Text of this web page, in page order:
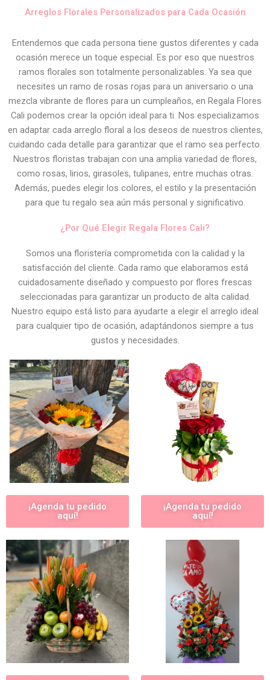
Arreglos Florales Personalizados para Cada Ocasión
Entendemos que cada persona tiene gustos diferentes y cada
ocasión merece un toque especial. Es por eso que nuestros
ramos florales son totalmente personalizables. Ya sea que
necesites un ramo de rosas rojas para un aniversario o una
mezcla vibrante de flores para un cumpleaños, en Regala Flores
Cali podemos crear la opción ideal para ti. Nos especializamos
en adaptar cada arreglo floral a los deseos de nuestros clientes,
cuidando cada detalle para garantizar que el ramo sea perfecto.
Nuestros floristas trabajan con una amplia variedad de flores,
como rosas, lirios, girasoles, tulipanes, entre muchas otras.
Además, puedes elegir los colores, el estilo y la presentación
para que tu regalo sea aún más personal y significativo.
¿Por Qué Elegir Regala Flores Cali?
Somos una floristería comprometida con la calidad y la
satisfacción del cliente. Cada ramo que elaboramos está
cuidadosamente diseñado y compuesto por flores frescas
seleccionadas para garantizar un producto de alta calidad.
Nuestro equipo está listo para ayudarte a elegir el arreglo ideal
para cualquier tipo de ocasión, adaptándonos siempre a tus
gustos y necesidades.
¡Agenda tu pedido
aquí!
¡Agenda tu pedido
aquí!